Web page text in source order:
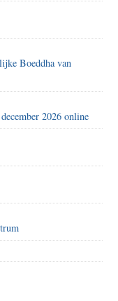
Boeddha van
2026 online